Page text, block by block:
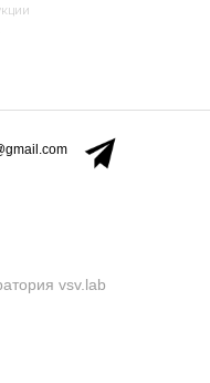
vsv.lab